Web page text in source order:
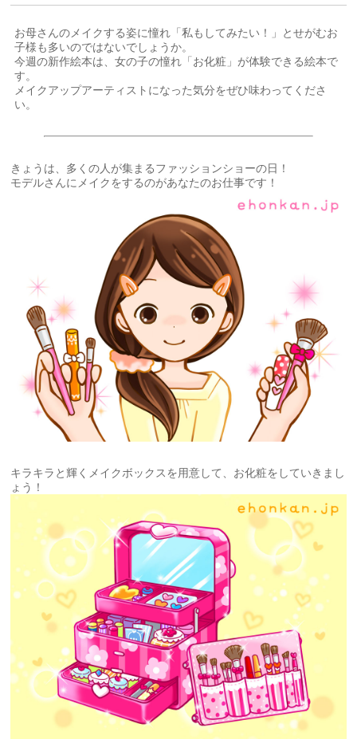
お母さんのメイクする姿に憧れ「私もしてみたい！」とせがむお
子様も多いのではないでしょうか。
今週の新作絵本は、女の子の憧れ「お化粧」が体験できる絵本で
す。
メイクアップアーティストになった気分をぜひ味わってくださ
い。
きょうは、多くの人が集まるファッションショーの日！
モデルさんにメイクをするのがあなたのお仕事です！
キラキラと輝くメイクボックスを用意して、お化粧をしていきまし
ょう！